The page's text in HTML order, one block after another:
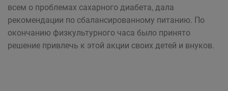
всем о проблемах сахарного диабета, дала
рекомендации по сбалансированному питанию. По
окончанию физкультурного часа было принято
решение привлечь к этой акции своих детей и внуков.